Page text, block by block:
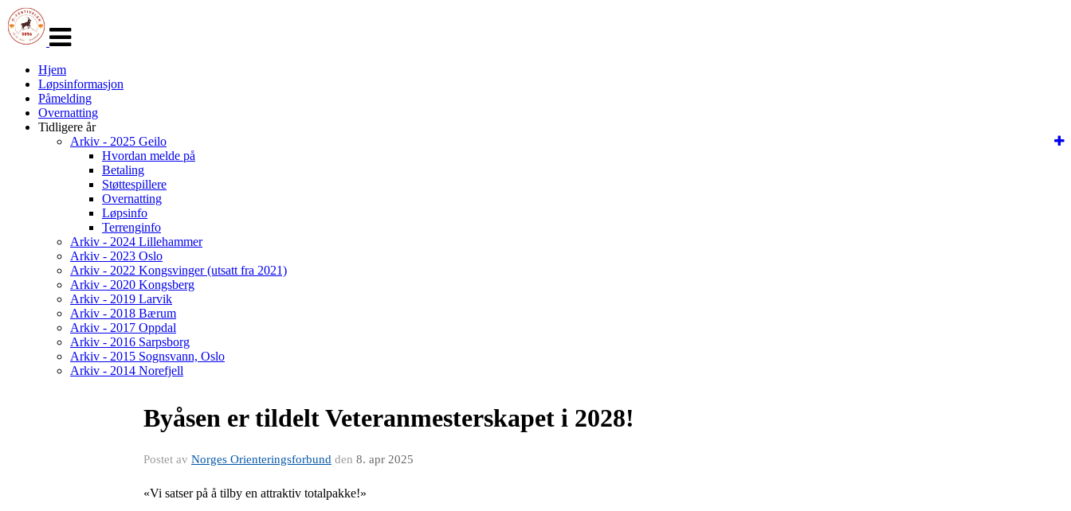
navigasjon
Hjem
Løpsinformasjon
Påmelding
Overnatting
Tidligere år
Arkiv - 2025 Geilo
Hvordan melde på
Betaling
Støttespillere
Overnatting
Løpsinfo
Terrenginfo
Arkiv - 2024 Lillehammer
Arkiv - 2023 Oslo
Arkiv - 2022 Kongsvinger (utsatt fra 2021)
Arkiv - 2020 Kongsberg
Arkiv - 2019 Larvik
Arkiv - 2018 Bærum
Arkiv - 2017 Oppdal
Arkiv - 2016 Sarpsborg
Arkiv - 2015 Sognsvann, Oslo
Arkiv - 2014 Norefjell
Byåsen er tildelt Veteranmesterskapet i 2028!
Postet av Norges Orienteringsforbund den 8. apr 2025
«Vi satser på å tilby en attraktiv totalpakke!»